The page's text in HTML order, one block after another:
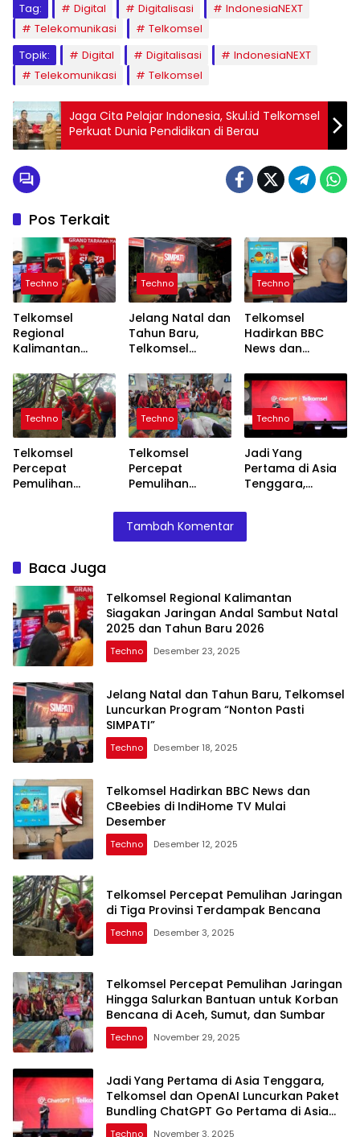
Tag: Digital Digitalisasi
IndonesiaNEXT
Telekomunikasi
Telkomsel
Topik:
Digital Digitalisasi
IndonesiaNEXT
Telekomunikasi
Telkomsel
Jaga Cita Pelajar Indonesia, Skul.id Telkomsel
Perkuat Dunia Pendidikan di Berau
Pos Terkait
Techno
Telkomsel
Regional
Kalimantan
Jaringan Andal
Sambut Natal
2025 dan Tahun
Baru 2026
Techno
Jelang Natal dan
Tahun Baru,
Telkomsel
Program “Nonton
Pasti SIMPATI”
Techno
Telkomsel
Hadirkan BBC
News dan
IndiHome TV
Mulai Desember
Techno
Telkomsel
Percepat
Pemulihan
Techno
Telkomsel
Percepat
Pemulihan
Salurkan
Bantuan untuk
Korban Bencana
Techno
Jadi Yang
Pertama di Asia
Tenggara,
OpenAI
Bundling
Tenggara
Tambah Komentar
Baca Juga
Telkomsel Regional Kalimantan
Siagakan Jaringan Andal Sambut Natal
2025 dan Tahun Baru 2026
Techno Desember 23, 2025
Jelang Natal dan Tahun Baru, Telkomsel
Luncurkan Program “Nonton Pasti
SIMPATI”
Techno Desember 18, 2025
Telkomsel Hadirkan BBC News dan
CBeebies di IndiHome TV Mulai
Desember
Techno Desember 12, 2025
Telkomsel Percepat Pemulihan Jaringan
di Tiga Provinsi Terdampak Bencana
Techno Desember 3, 2025
Telkomsel Percepat Pemulihan Jaringan
Hingga Salurkan Bantuan untuk Korban
Bencana di Aceh, Sumut, dan Sumbar
Techno November 29, 2025
Jadi Yang Pertama di Asia Tenggara,
Telkomsel dan OpenAI Luncurkan Paket
Bundling ChatGPT Go Pertama di Asia
Tenggara
Techno November 3, 2025